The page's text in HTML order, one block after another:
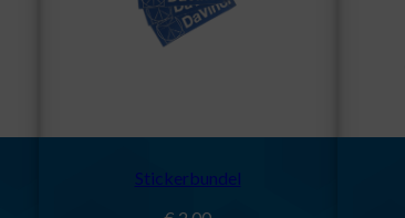
Stickerbundel